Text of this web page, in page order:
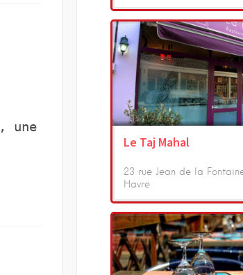
une
Le Taj Mahal
23 rue Jean de la
Havre